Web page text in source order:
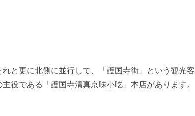
と更に北側に並行して、「護国寺街」という観光客
役である「護国寺清真京味小吃」本店があります。